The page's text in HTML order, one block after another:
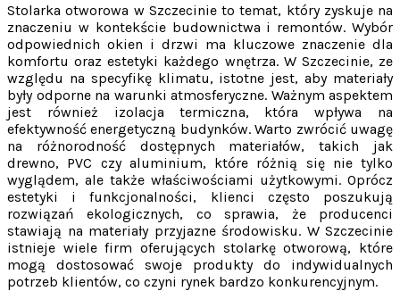
Stolarka otworowa w Szczecinie to temat, który zyskuje na
znaczeniu w kontekście budownictwa i remontów. Wybór
odpowiednich okien i drzwi ma kluczowe znaczenie dla
komfortu oraz estetyki każdego wnętrza. W Szczecinie, ze
względu na specyfikę klimatu, istotne jest, aby materiały
były odporne na warunki atmosferyczne. Ważnym aspektem
jest również izolacja termiczna, która wpływa na
efektywność energetyczną budynków. Warto zwrócić uwagę
na różnorodność dostępnych materiałów, takich jak
drewno, PVC czy aluminium, które różnią się nie tylko
wyglądem, ale także właściwościami użytkowymi. Oprócz
estetyki i funkcjonalności, klienci często poszukują
rozwiązań ekologicznych, co sprawia, że producenci
stawiają na materiały przyjazne środowisku. W Szczecinie
istnieje wiele firm oferujących stolarkę otworową, które
mogą dostosować swoje produkty do indywidualnych
potrzeb klientów, co czyni rynek bardzo konkurencyjnym.